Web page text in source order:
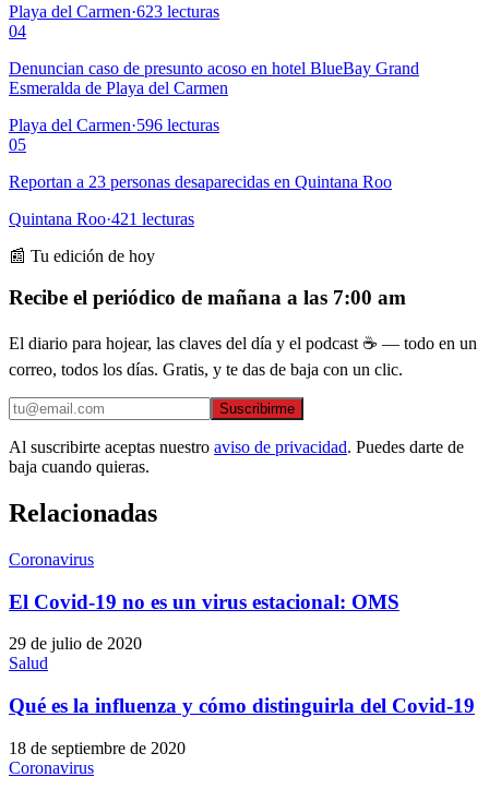
Playa del Carmen·623 lecturas
04
Denuncian caso de presunto acoso en hotel BlueBay Grand
Esmeralda de Playa del Carmen
Playa del Carmen·596 lecturas
05
Reportan a 23 personas desaparecidas en Quintana Roo
Quintana Roo·421 lecturas
📰 Tu edición de hoy
Recibe el periódico de mañana a las 7:00 am
El diario para hojear, las claves del día y el podcast ☕ — todo en un
correo, todos los días. Gratis, y te das de baja con un clic.
Suscribirme
Al suscribirte aceptas nuestro aviso de privacidad. Puedes darte de
baja cuando quieras.
Relacionadas
Coronavirus
El Covid-19 no es un virus estacional: OMS
29 de julio de 2020
Salud
Qué es la influenza y cómo distinguirla del Covid-19
18 de septiembre de 2020
Coronavirus